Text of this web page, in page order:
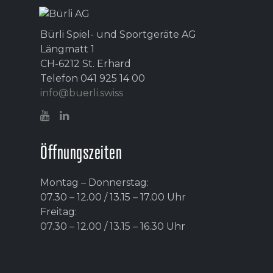
Bürli Spiel- und Sportgeräte AG
Längmatt 1
CH-6212 St. Erhard
Telefon 041 925 14 00
info@buerli.swiss
Öffnungszeiten
Montag – Donnerstag:
07.30 – 12.00 / 13.15 – 17.00 Uhr
Freitag:
07.30 – 12.00 / 13.15 – 16.30 Uhr